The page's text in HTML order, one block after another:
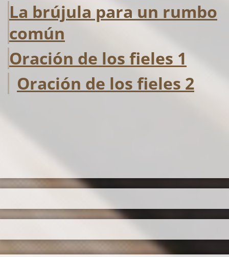
La brújula para un rumbo
común
Oración de los fieles 1
Oración de los fieles 2